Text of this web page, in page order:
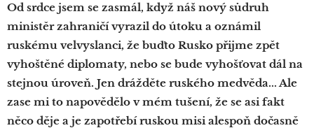
Od srdce jsem se zasmál, když náš nový sůdruh
ministěr zahraničí vyrazil do útoku a oznámil
ruskému velvyslanci, že buďto Rusko přijme zpět
vyhoštěné diplomaty, nebo se bude vyhošťovat dál na
stejnou úroveň. Jen drážděte ruského medvěda... Ale
zase mi to napovědělo v mém tušení, že se asi fakt
něco děje a je zapotřebí ruskou misi alespoň dočasně